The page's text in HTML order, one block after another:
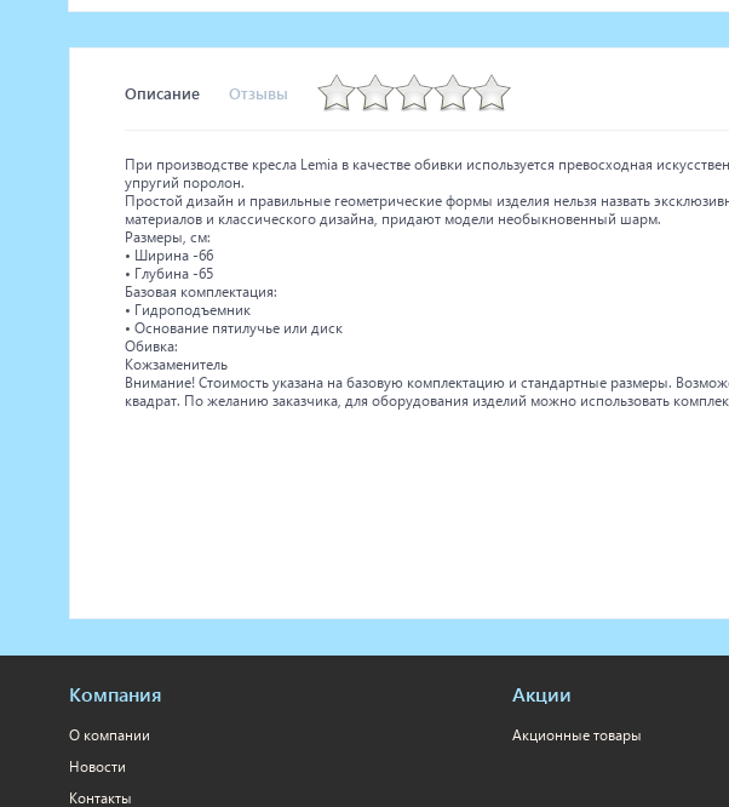
Описание Отзывы
При производстве кресла Lemia в качестве обивки используется превосходная
упругий поролон.
Простой дизайн и правильные геометрические формы изделия нельзя назвать
материалов и классического дизайна, придают модели необыкновенный шарм.
Размеры, см:
• Ширина -66
• Глубина -65
Базовая комплектация:
• Гидроподъемник
• Основание пятилучье или диск
Обивка:
Кожзаменитель
Внимание! Стоимость указана на базовую комплектацию и стандартные размеры.
квадрат. По желанию заказчика, для оборудования изделий можно использовать
Компания
О компании
Новости
Контакты
Акции
Акционные товары